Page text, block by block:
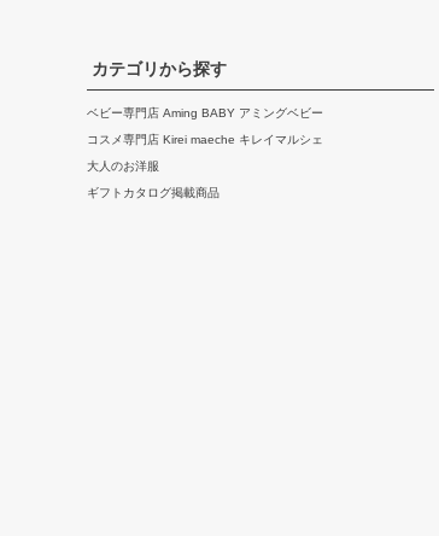
カテゴリから探す
ベビー専門店 Aming BABY アミングベビー
コスメ専門店 Kirei maeche キレイマルシェ
大人のお洋服
ギフトカタログ掲載商品